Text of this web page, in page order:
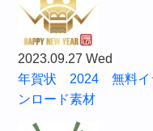
2023.09.27 Wed
年賀状 2024 無料イ
ンロード素材